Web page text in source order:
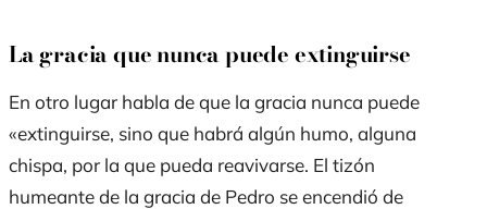
La gracia que nunca puede extinguirse
En otro lugar habla de que la gracia nunca puede
«extinguirse, sino que habrá algún humo, alguna
chispa, por la que pueda reavivarse. El tizón
humeante de la gracia de Pedro se encendió de